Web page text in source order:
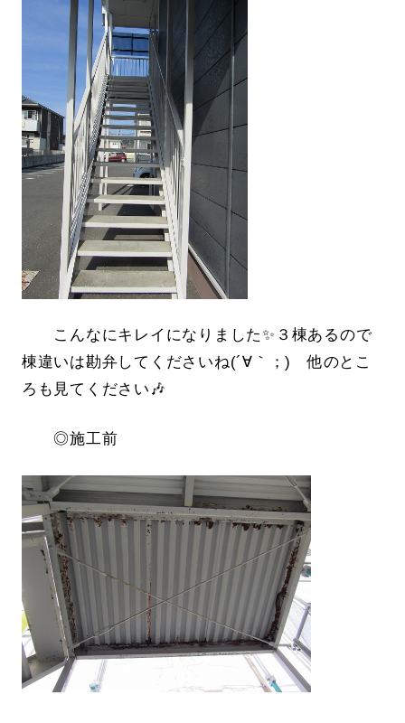
こんなにキレイになりました✨３棟あるので
棟違いは勘弁してくださいね(´∀｀；) 他のとこ
ろも見てください🎶
◎施工前